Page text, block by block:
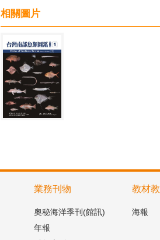
相關圖片
業務刊物
奧秘海洋季刊(館訊)
年報
教材
海報